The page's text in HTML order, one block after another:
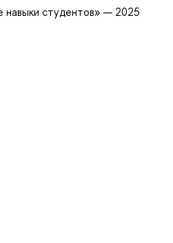
навыки студентов» — 2025